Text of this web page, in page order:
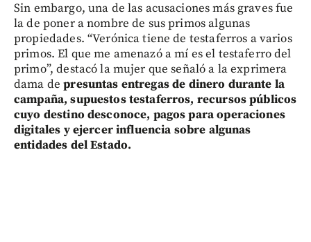
Sin embargo, una de las acusaciones más graves fue
la de poner a nombre de sus primos algunas
propiedades. “Verónica tiene de testaferros a varios
primos. El que me amenazó a mí es el testaferro del
primo”, destacó la mujer que señaló a la exprimera
dama depresuntas entregas de dinero durante la
campaña, supuestos testaferros, recursos públicos
cuyo destino desconoce, pagos para operaciones
digitales y ejercer influencia sobre algunas
entidades del Estado.